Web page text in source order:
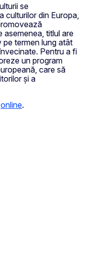
se
culturilor din Europa,
asemenea, titlul are
termen lung atât
Pentru a fi
un program
care să
și a
online.